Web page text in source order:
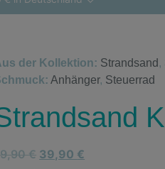
der Kollektion: Strandsand,
Anhänger, Steuerrad
€ 39,90 €